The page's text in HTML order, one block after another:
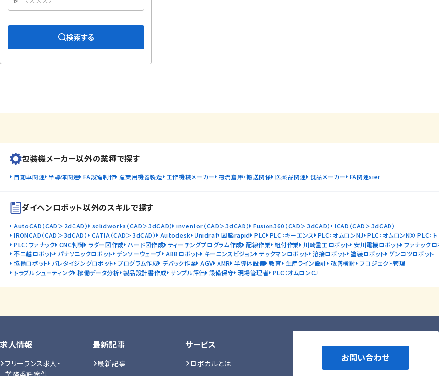
検索する
包装機メーカー以外の業種で探す
自動車関連 半導体関連 FA設備制作 産業用機器製造 工作機械メーカー 物流倉庫・搬送関係 医薬品関連 食品メーカー FA関連sier
ダイヘンロボット以外のスキルで探す
AutoCAD（CAD＞2dCAD） solidworks（CAD＞3dCAD） inventor（CAD＞3dCAD） Fusion360（CAD＞3dCAD）
ICAD（CAD＞3dCAD）
IRONCAD（CAD＞3dCAD）
CATIA（CAD＞3dCAD） Autodesk Unidraf 図脳rapid PLC PLC：キーエンス PLC：オムロンNJ PLC：オムロンNX PLC：
PLC：ファナック CNC制御 ラダー図作成 ハード図作成 ティーチングプログラム作成 配線作業 組付作業 川崎重工ロボット 安川電機ロボット ファナックロ
不二越ロボット パナソニックロボット デンソーウェーブ ABBロボット キーエンスビジョン テックマンロボット 溶接ロボット 塗装ロボット ゲンコツロボット
協働ロボット パレタイジングロボット プログラム作成 デバック作業 AGV AMR 半導体設備 教育 生産ライン設計 改善検討 プロジェクト管理
トラブルシューティング 稼働データ分析 製品設計書作成 サンプル評価 設備保守 現場管理者 PLC：オムロンCJ
求人情報
フリーランス求人・
業務委託案件
最新記事
最新記事
サービス
ロボカルとは お問い合わせ